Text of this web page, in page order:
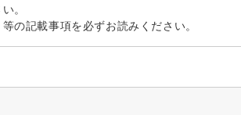
。
の記載事項を必ずお読みください。